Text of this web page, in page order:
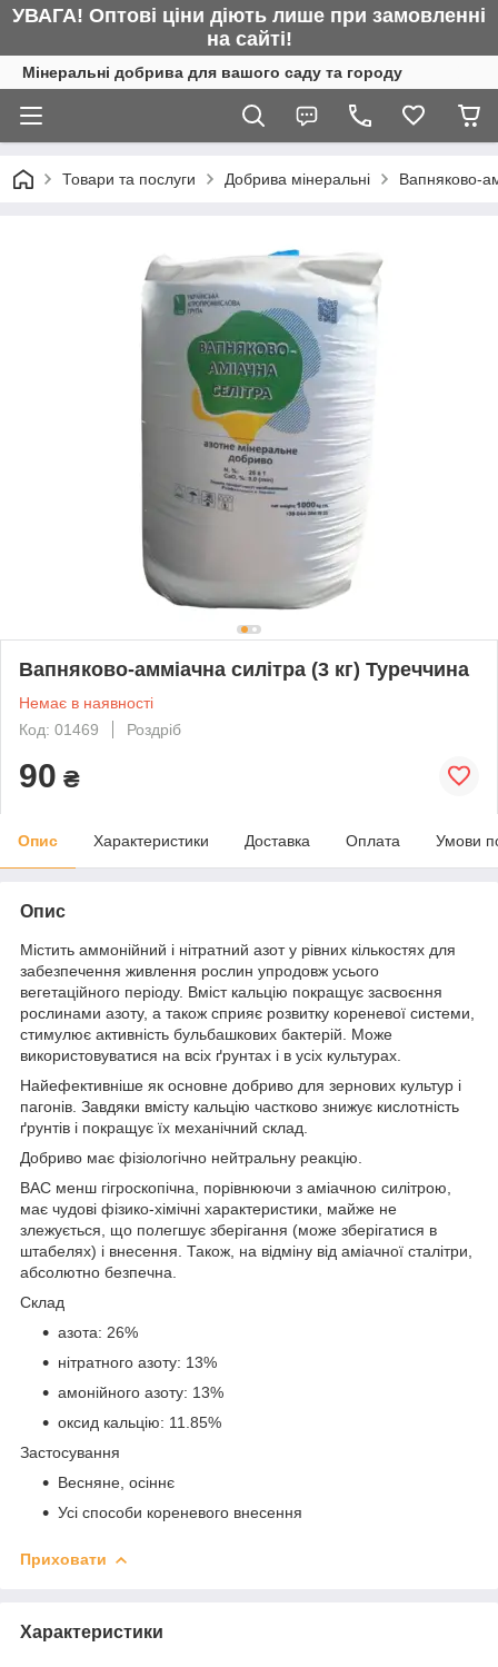
УВАГА! Оптові ціни діють лише при замовленні
на сайті!
Мінеральні добрива для вашого саду та городу
Товари та послуги Добрива мінеральні Вапняково-
Вапняково-амміачна силітра (3 кг) Туреччина
Немає в наявності
Код: 01469
Роздріб
90 ₴
Опис Характеристики Доставка Оплата Умови
Опис
Містить аммонійний і нітратний азот у рівних кількостях для
забезпечення живлення рослин упродовж усього
вегетаційного періоду. Вміст кальцію покращує засвоєння
рослинами азоту, а також сприяє розвитку кореневої системи,
стимулює активність бульбашкових бактерій. Може
використовуватися на всіх ґрунтах і в усіх культурах.
Найефективніше як основне добриво для зернових культур і
пагонів. Завдяки вмісту кальцію частково знижує кислотність
ґрунтів і покращує їх механічний склад.
Добриво має фізіологічно нейтральну реакцію.
ВАС менш гігроскопічна, порівнюючи з аміачною силітрою,
має чудові фізико-хімічні характеристики, майже не
злежується, що полегшує зберігання (може зберігатися в
штабелях) і внесення. Також, на відміну від аміачної сталітри,
абсолютно безпечна.
Склад
азота: 26%
нітратного азоту: 13%
амонійного азоту: 13%
оксид кальцію: 11.85%
Застосування
Весняне, осіннє
Усі способи кореневого внесення
Приховати
Характеристики